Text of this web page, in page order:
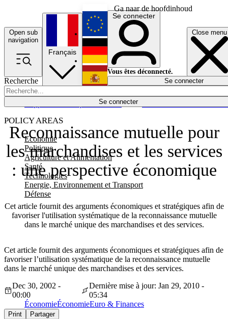
Ga naar de hoofdinhoud
Open sub
navigation
Close menu
Recherche
Se connecter
POLICY AREAS
Economie
Politique
Agriculture et Alimentation
Santé
Technologies
Energie, Environnement et Transport
Défense
Économie
Français
English
Deutsch
Español
Se connecter
Vous êtes déconnecté.
Se connecter
Reconnaissance mutuelle pour
les marchandises et les services
: une perspective économique
Cet article fournit des arguments économiques et stratégiques afin de
favoriser l'utilisation systématique de la reconnaissance mutuelle
dans le marché unique des marchandises et des services.
Cet article fournit des arguments économiques et stratégiques afin de
favoriser l’utilisation systématique de la reconnaissance mutuelle
dans le marché unique des marchandises et des services.
Dec 30, 2002 -
00:00
Dernière mise à jour: Jan 29, 2010 -
05:34
ÉconomieÉconomieEuro & Finances
Print Partager